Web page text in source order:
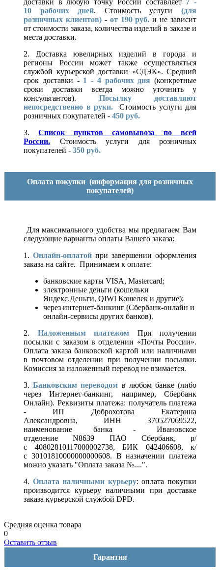
10 рабочих дней. Стоимость услуги(для
розничных клиентов)- от 190 руб. и не зависит
от стоимости заказа, количества изделий в заказе и
места доставки.
2. Доставка ювелирных изделий в города и
регионы России может также осуществляться
службой курьерской доставки «СДЭК». Средний
срок доставки - 1 - 4 рабочих дня (конкретные
сроки доставки всегда можно уточнить у
консультантов). Посылку доставляют
непосредственно в руки.
Стоимость услуги для
розничных покупателей - 450 руб.
3. Список пунктов самовывоза по всей
России.
Стоимость услуги для розничных
покупателей - 350 руб.
Оплата покупки (информация для розничных
покупателей)
Для максимального удобства мы предлагаем Вам
следующие варианты оплаты Вашего заказа:
1. Онлайн-оплатой при завершении оформления
заказа на сайте. Принимаем к оплате:
банковские карты VISA, Mastercard;
электронные деньги (кошельки
Яндекс.Деньги, QIWI Кошелек и другие);
через интернет-банкинг (Сбербанк-онлайн и
онлайн-сервисы других банков).
2. Наложенным платежом При получении
посылки с заказом в отделении «Почты России».
Оплата заказа банковской картой или наличными
в почтовом отделении при получении посылки.
Комиссия за наложенный перевод не взимается.
3.Банковским переводом в любом банке (либо
через Интернет-банкинг, например, Сбербанк
Онлайн). Реквизиты платежа: получатель платежа
- ИП Доброхотова Екатерина
Александровна, ИНН 370527069522,
наименование банка - Ивановское
отделение N8639 ПАО Сбербанк, р/
с 40802810117000002738, БИК 042406608, к/
с 30101810000000000608. В назначении платежа
можно указать "Оплата заказа №....".
4. Оплата наличными курьеру: оплата покупки
производится курьеру наличными при доставке
заказа курьерской службой DPD.
Средняя оценка товара
0
Оставить отзыв
Гарантия